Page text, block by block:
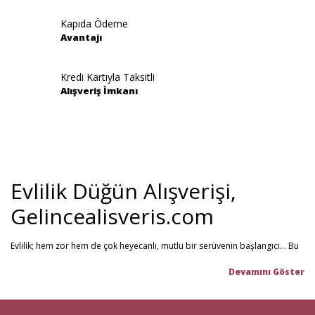
Kapıda Ödeme
Avantajı
Kredi Kartıyla Taksitli
Alışveriş İmkanı
Evlilik Düğün Alışverişi,
Gelincealisveris.com
Evlilik; hem zor hem de çok heyecanlı, mutlu bir serüvenin başlangıcı... Bu
Gelince Alışveriş; 2013 senesinden beri hizmet veren ve müşteri